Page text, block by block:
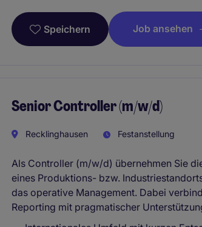
Speichern Job ansehen
Senior Controller (m/w/d)
Recklinghausen Festanstellung
Als Controller (m/w/d) übernehmen Sie
eines Produktions- bzw.
das operative Management. Dabei
Reporting mit pragmatischer